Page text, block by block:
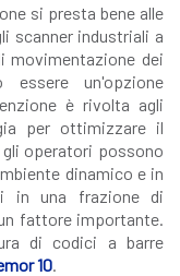
si presta bene alle
scanner industriali a
dei
un'opzione
è rivolta agli
per ottimizzare il
operatori possono
dinamico e in
in una frazione di
fattore importante.
di codici a barre
10